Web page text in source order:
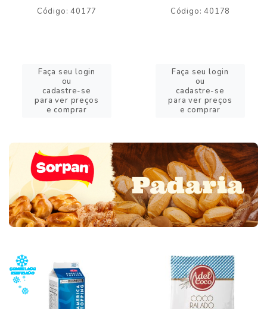
Código: 40177
Faça seu login
ou
cadastre-se
para ver preços
e comprar
Código: 40178
Faça seu login
ou
cadastre-se
para ver preços
e comprar